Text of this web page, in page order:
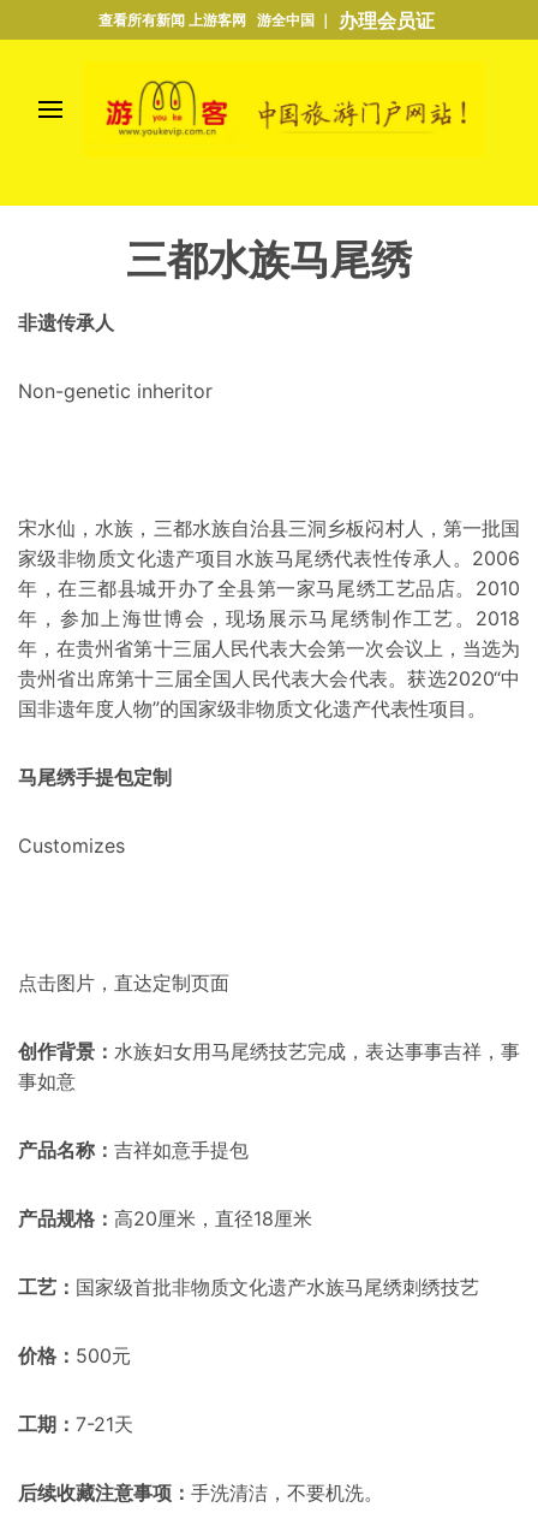
查看所有新闻 上游客网 游全中国 ｜ 办理会员证
三都水族马尾绣
非遗传承人
Non-genetic inheritor
宋水仙，水族，三都水族自治县三洞乡板闷村人，第一批国
家级非物质文化遗产项目水族马尾绣代表性传承人。2006
年，在三都县城开办了全县第一家马尾绣工艺品店。2010
年，参加上海世博会，现场展示马尾绣制作工艺。2018
年，在贵州省第十三届人民代表大会第一次会议上，当选为
贵州省出席第十三届全国人民代表大会代表。获选2020“中
国非遗年度人物”的国家级非物质文化遗产代表性项目。
马尾绣手提包定制
Customizes
点击图片，直达定制页面
创作背景： 水族妇女用马尾绣技艺完成，表达事事吉祥，事
事如意
产品名称： 吉祥如意手提包
产品规格： 高20厘米，直径18厘米
工艺： 国家级首批非物质文化遗产水族马尾绣刺绣技艺
价格： 500元
工期： 7-21天
后续收藏注意事项： 手洗清洁，不要机洗。